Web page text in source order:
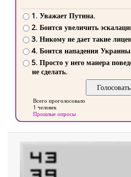
1. Уважает Путина.
2. Боится увеличить
3. Никому не дает такие
4. Боится нападения
5. Просто у него манера
не сделать.
Всего проголосовало
1 человек
Прошлые опросы